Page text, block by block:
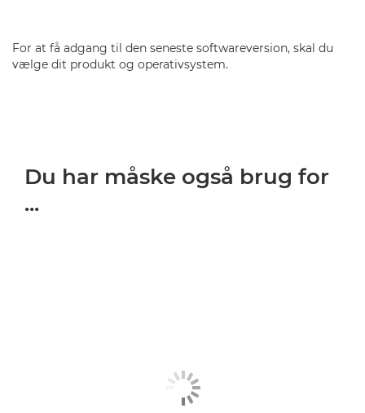
For at få adgang til den seneste softwareversion, skal du
vælge dit produkt og operativsystem.
Du har måske også brug for
...